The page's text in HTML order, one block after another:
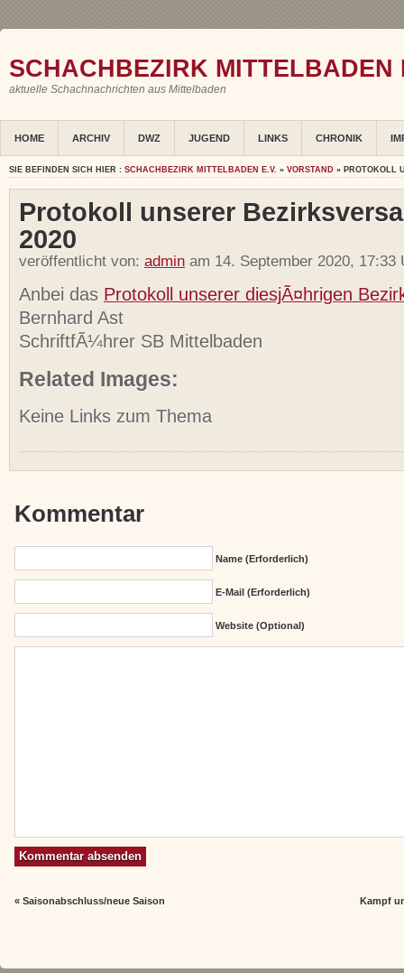
SCHACHBEZIRK MITTELBADEN
aktuelle Schachnachrichten aus Mittelbaden
HOME ARCHIV DWZ JUGEND LINKS CHRONIK
SIE BEFINDEN SICH HIER : SCHACHBEZIRK MITTELBADEN E.V. » VORSTAND » PROTOKOLL
Protokoll unserer
2020
veröffentlicht von: admin am 14. September 2020,
Anbei das Protokoll unserer diesjÃ¤hrigen
Bernhard Ast
SchriftfÃ¼hrer SB Mittelbaden
Related Images:
Keine Links zum Thema
Kommentar
Name (erforderlich)
E-Mail (erforderlich)
Website (Optional)
«Saisonabschluss/neue Saison Kampf